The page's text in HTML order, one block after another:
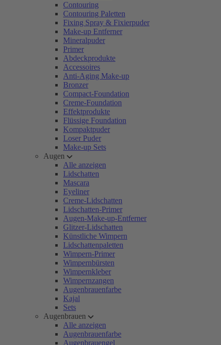
Contouring
Contouring Paletten
Fixing Spray & Fixierpuder
Make-up Entferner
Mineralpuder
Primer
Abdeckprodukte
Accessoires
Anti-Aging Make-up
Bronzer
Compact-Foundation
Creme-Foundation
Effektprodukte
Flüssige Foundation
Kompaktpuder
Loser Puder
Make-up Sets
Augen
Alle anzeigen
Lidschatten
Mascara
Eyeliner
Creme-Lidschatten
Lidschatten-Primer
Augen-Make-up-Entferner
Glitzer-Lidschatten
Künstliche Wimpern
Lidschattenpaletten
Wimpern-Primer
Wimpernbürsten
Wimpernkleber
Wimpernzangen
Augenbrauenfarbe
Kajal
Sets
Augenbrauen
Alle anzeigen
Augenbrauenfarbe
Augenbrauengel